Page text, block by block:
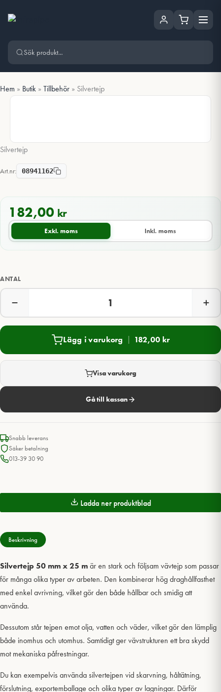
Hem » Butik » Tillbehör » Silvertejp
Silvertejp
Art.nr: 08941162
182,00 kr
Exkl. moms Inkl. moms
ANTAL
Lägg i varukorg 182,00 kr
Visa varukorg
Gå till kassan
Snabb leverans
Säker betalning
013-39 30 90
Ladda ner produktblad
Beskrivning
Silvertejp 50 mm x 25 mär en stark och följsam vävtejp som passar
för många olika typer av arbeten. Den kombinerar hög draghållfasthet
med enkel avrivning, vilket gör den både hållbar och smidig att
använda.
Dessutom står tejpen emot olja, vatten och väder, vilket gör den lämplig
både inomhus och utomhus. Samtidigt ger vävstrukturen ett bra skydd
mot mekaniska påfrestningar.
Du kan exempelvis använda silvertejpen vid skarvning, håltätning,
förslutning, exportemballage och olika typer av lagningar. Därför